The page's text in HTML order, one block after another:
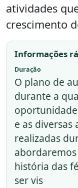
atividades
crescimento
Informações
Duração
O plano de
durante a
e as
realizadas
história das
ser vis